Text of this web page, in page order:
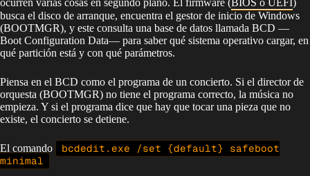
ocurren varias cosas en segundo plano. El firmware (BIOS o UEFI)
busca el disco de arranque, encuentra el gestor de inicio de Windows
(BOOTMGR), y este consulta una base de datos llamada BCD —
Boot Configuration Data— para saber qué sistema operativo cargar, en
qué partición está y con qué parámetros.
Piensa en el BCD como el programa de un concierto. Si el director de
orquesta (BOOTMGR) no tiene el programa correcto, la música no
empieza. Y si el programa dice que hay que tocar una pieza que no
existe, el concierto se detiene.
El comando
bcdedit.exe /set {default} safeboot
minimal